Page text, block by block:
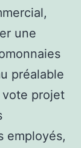
une
préalable
projet
employés,